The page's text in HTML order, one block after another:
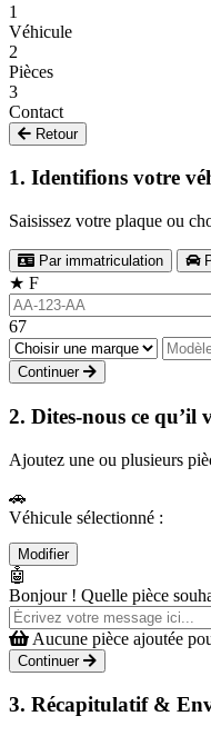
1
Véhicule
2
Pièces
3
Contact
Retour
1. Identifions votre
Saisissez votre plaque ou
Par immatriculation
★ F
67
Continuer
2. Dites-nous ce qu’il
Ajoutez une ou plusieurs
🚗
Véhicule sélectionné :
Modifier
🤖
Bonjour ! Quelle pièce
Aucune pièce ajoutée
Continuer
3. Récapitulatif &